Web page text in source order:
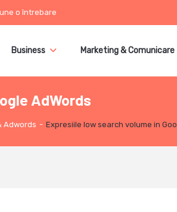
o întrebare
Business Marketing & Comunicare
AdWords
Adwords - Expresiile low search volume in